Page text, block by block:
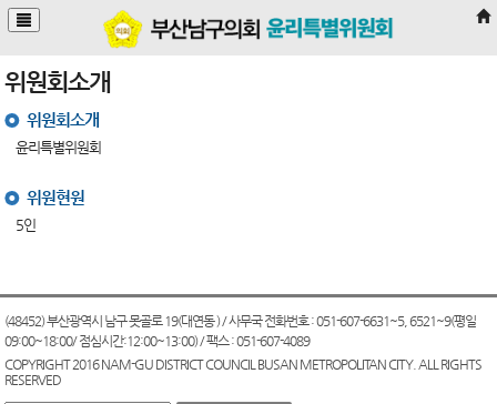
본문바로가기
위원회소개
위원회소개
윤리특별위원회
위원현원
5인
(48452) 부산광역시 남구 못골로 19(대연동 ) / 사무국 전화번호 : 051-607-6631~5, 6521~9(평일
09:00~18:00/ 점심시간:12:00~13:00) / 팩스 : 051-607-4089
COPYRIGHT 2016 NAM-GU DISTRICT COUNCIL BUSAN METROPOLITAN CITY. ALL RIGHTS
RESERVED